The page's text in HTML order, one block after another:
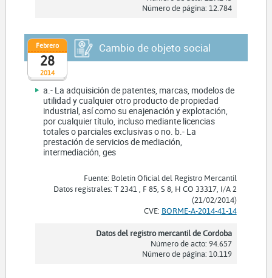
Número de página: 12.784
2014
Febrero
28
Cambio de objeto social
a.- La adquisición de patentes, marcas, modelos de
utilidad y cualquier otro producto de propiedad
industrial, así como su enajenación y explotación,
por cualquier título, incluso mediante licencias
totales o parciales exclusivas o no. b.- La
prestación de servicios de mediación,
intermediación, ges
Fuente: Boletín Oficial del Registro Mercantil
Datos registrales: T 2341 , F 85, S 8, H CO 33317, I/A 2
(21/02/2014)
CVE: BORME-A-2014-41-14
Datos del registro mercantil de Cordoba
Número de acto: 94.657
Número de página: 10.119